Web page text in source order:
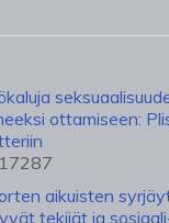
ottamiseen:
17287
aikuisten
tekijät ja